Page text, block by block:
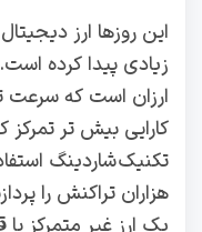
این روزها ارز
ارزان است که سرعت
کارایی بیش تر تمرکز
تکنیک شاردینگ
یک ارز غیر متمرکز